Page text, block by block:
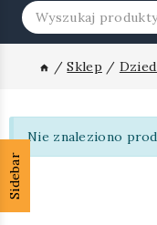
Search
for:
Sidebar
/ Sklep /
Nie znaleziono